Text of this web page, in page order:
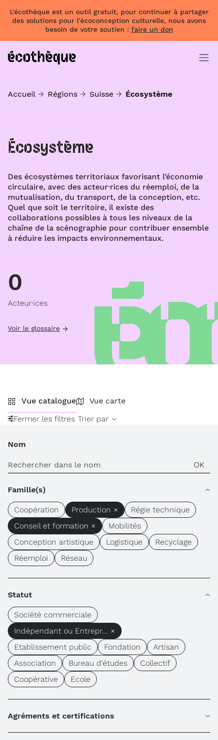
L'écothèque est un outil gratuit, pour continuer à partager
des solutions pour l'écoconception culturelle, nous avons
besoin de votre soutien : faire un don
Accueil Régions Suisse Écosystème
Écosystème
Des écosystèmes territoriaux favorisant l’économie
circulaire, avec des acteur·rices du réemploi, de la
mutualisation, du transport, de la conception, etc.
Quel que soit le territoire, il existe des
collaborations possibles à tous les niveaux de la
chaîne de la scénographie pour contribuer ensemble
à réduire les impacts environnementaux.
0
Acteur·ices
Voir le glossaire
Vue catalogue
Vue carte
Fermer les filtres Trier par
Nom
Famille(s)
Coopération Production ×
Régie technique
Conseil et formation ×
Mobilités
Conception artistique
Logistique
Recyclage
Réemploi
Réseau
Statut
Société commerciale
Indépendant ou Entrepr... ×
Etablissement public
Fondation
Artisan
Association
Bureau d'études
Collectif
Coopérative
Ecole
Agréments et certifications